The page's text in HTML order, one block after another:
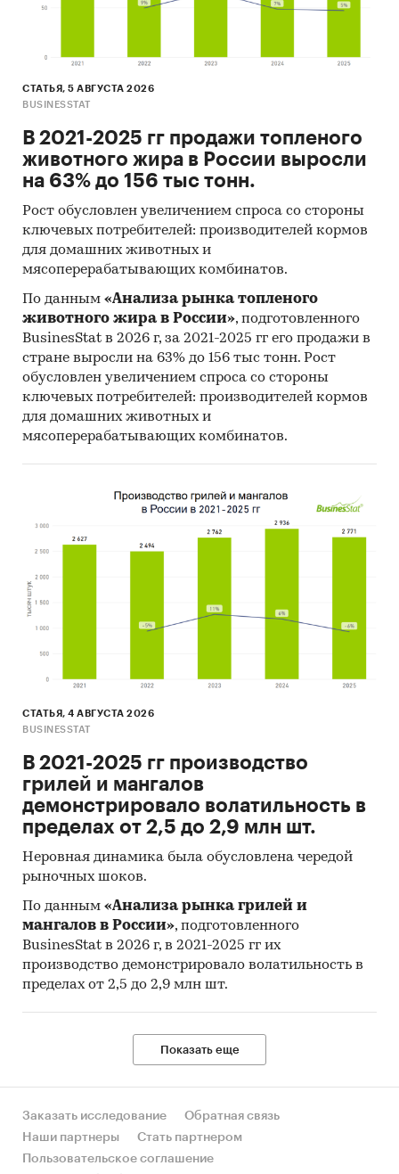
СТАТЬЯ, 5 АВГУСТА 2026
BUSINESSTAT
В 2021-2025 гг продажи топленого
животного жира в России выросли
на 63% до 156 тыс тонн.
Рост обусловлен увеличением спроса со стороны
ключевых потребителей: производителей кормов
для домашних животных и
мясоперерабатывающих комбинатов.
По данным «Анализа рынка топленого
животного жира в России», подготовленного
BusinesStat в 2026 г, за 2021-2025 гг его продажи в
стране выросли на 63% до 156 тыс тонн. Рост
обусловлен увеличением спроса со стороны
ключевых потребителей: производителей кормов
для домашних животных и
мясоперерабатывающих комбинатов.
СТАТЬЯ, 4 АВГУСТА 2026
BUSINESSTAT
В 2021-2025 гг производство
грилей и мангалов
демонстрировало волатильность в
пределах от 2,5 до 2,9 млн шт.
Неровная динамика была обусловлена чередой
рыночных шоков.
По данным «Анализа рынка грилей и
мангалов в России», подготовленного
BusinesStat в 2026 г, в 2021-2025 гг их
производство демонстрировало волатильность в
пределах от 2,5 до 2,9 млн шт.
Показать еще
Заказать исследование
Обратная связь
Наши партнеры
Стать партнером
Пользовательское соглашение